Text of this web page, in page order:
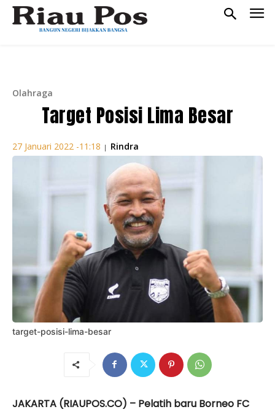
Olahraga
Target Posisi Lima Besar
27 Januari 2022 -11:18 | Rindra
target-posisi-lima-besar
JAKARTA (RIAUPOS.CO) – Pelatih baru Borneo FC